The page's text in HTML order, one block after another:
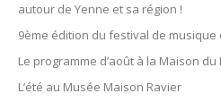
autour de Yenne et sa région !
9ème édition du festival de musique
Le programme d’août à la Maison du
L’été au Musée Maison Ravier